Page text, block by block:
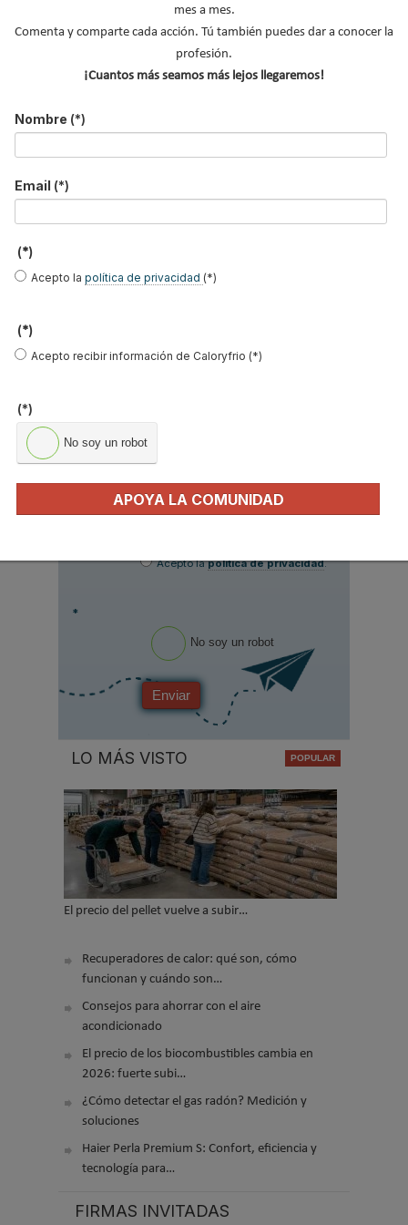
Suscríbete a
nuestros boletines
ACTUALIDAD DEL SECTOR
Apellidos
Ocupación *
Acepto lapolítica de privacidad.
*
No soy un robot
Enviar
LO MÁS VISTO
El precio del pellet vuelve a subir…
Recuperadores de calor: qué son, cómo
funcionan y cuándo son…
Consejos para ahorrar con el aire
acondicionado
El precio de los biocombustibles cambia en
2026: fuerte subi…
¿Cómo detectar el gas radón? Medición y
soluciones
Haier Perla Premium S: Confort, eficiencia y
tecnología para…
FIRMAS INVITADAS
mes a mes.
Comenta y comparte cada acción. Tú también puedes dar a conocer la
profesión.
¡Cuantos más seamos más lejos llegaremos!
Nombre (*)
Email (*)
(*)
Acepto la política de privacidad (*)
(*)
Acepto recibir información de Caloryfrio (*)
(*)
No soy un robot
APOYA LA COMUNIDAD